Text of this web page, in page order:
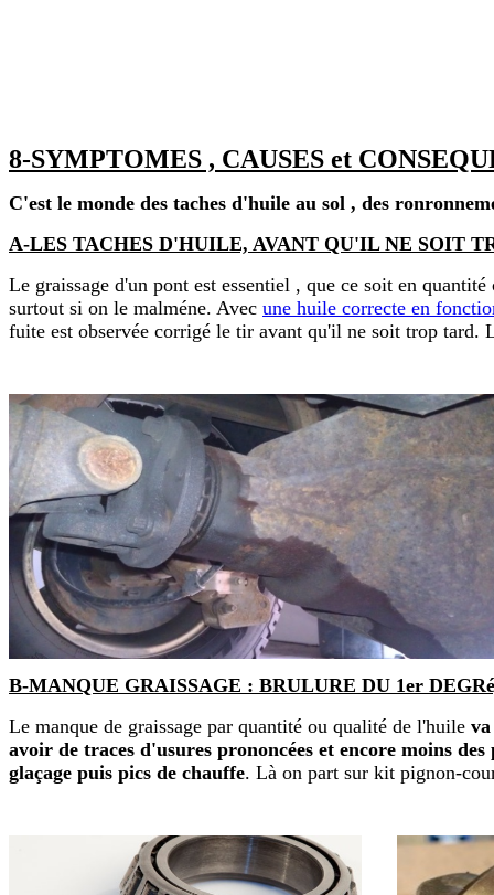
8-SYMPTOMES , CAUSES et
C'est le monde des taches d'huile au sol , des
A-LES TACHES D'HUILE, AVANT QU'IL NE SOIT
Le graissage d'un pont est essentiel , que ce soit en
surtout si on le malméne. Avec une huile correcte en
fuite est observée corrigé le tir avant qu'il ne soit trop tard.
B-MANQUE GRAISSAGE : BRULURE DU 1er
Le manque de graissage par quantité ou qualité de l'huile
avoir de traces d'usures prononcées et encore moins des
glaçage puis pics de chauffe. Là on part sur kit pignon-